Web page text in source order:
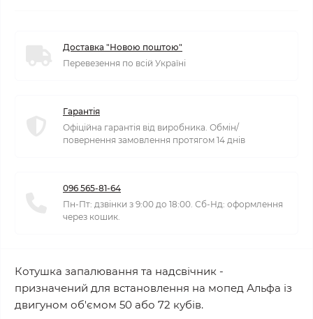
Доставка "Новою поштою"
Перевезення по всій Україні
Гарантія
Офіційна гарантія від виробника. Обмін/
повернення замовлення протягом 14 днів
096 565-81-64
Пн-Пт: дзвінки з 9:00 до 18:00. Сб-Нд: оформлення
через кошик.
Котушка запалювання та надсвічник -
призначений для встановлення на мопед Альфа із
двигуном об'ємом 50 або 72 кубів.